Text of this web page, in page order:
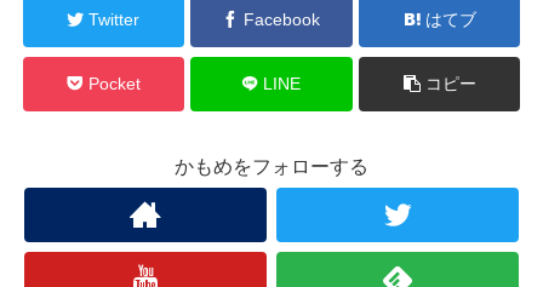
Twitter Facebook はてブ
Pocket LINE コピー
かもめをフォローする